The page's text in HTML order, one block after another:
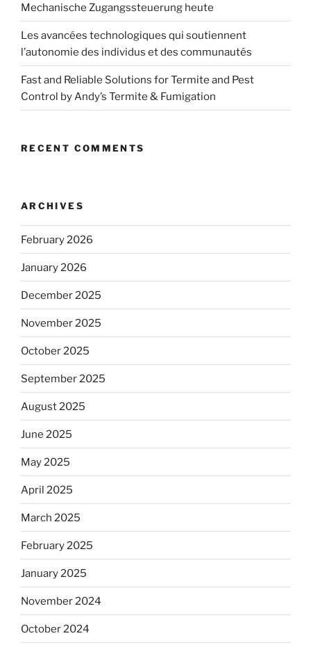
Mechanische Zugangssteuerung heute
Les avancées technologiques qui soutiennent
l’autonomie des individus et des communautés
Fast and Reliable Solutions for Termite and Pest
Control by Andy’s Termite & Fumigation
RECENT COMMENTS
ARCHIVES
February 2026
January 2026
December 2025
November 2025
October 2025
September 2025
August 2025
June 2025
May 2025
April 2025
March 2025
February 2025
January 2025
November 2024
October 2024